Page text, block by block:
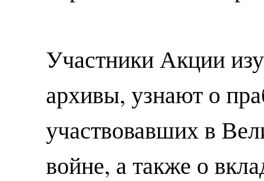
Участники Акции
архивы, узнают о
участвовавших в
войне, а также о